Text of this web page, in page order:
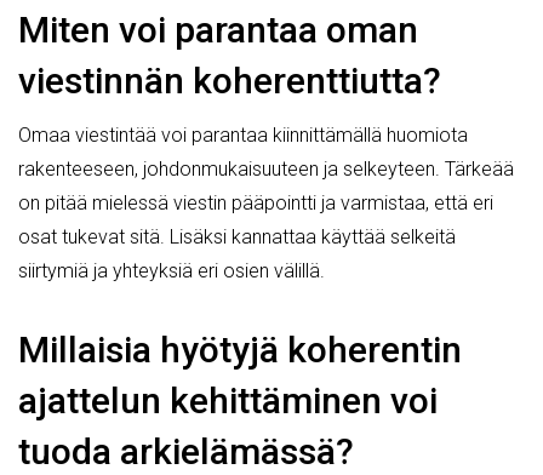
Miten voi parantaa oman
viestinnän koherenttiutta?
Omaa viestintää voi parantaa kiinnittämällä huomiota
rakenteeseen, johdonmukaisuuteen ja selkeyteen. Tärkeää
on pitää mielessä viestin pääpointti ja varmistaa, että eri
osat tukevat sitä. Lisäksi kannattaa käyttää selkeitä
siirtymiä ja yhteyksiä eri osien välillä.
Millaisia hyötyjä koherentin
ajattelun kehittäminen voi
tuoda arkielämässä?